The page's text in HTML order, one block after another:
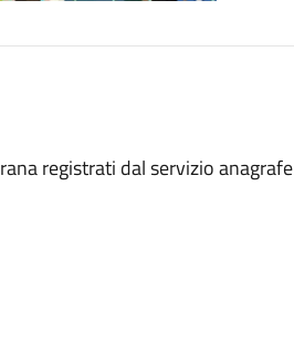
registrati dal servizio anagrafe